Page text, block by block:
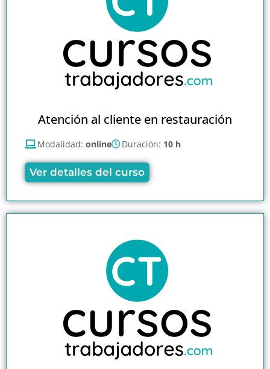
Atención al cliente en restauración
Modalidad: online Duración: 10 h
Ver detalles del curso